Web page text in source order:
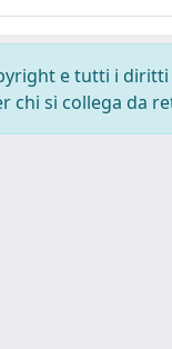
e tutti i
chi si collega da